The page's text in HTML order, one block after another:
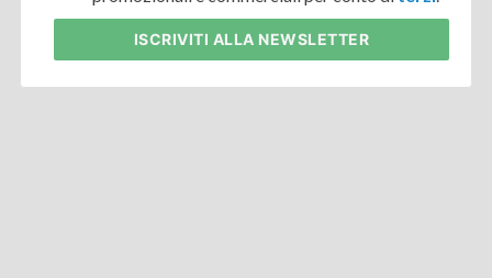
ISCRIVITI ALLA NEWSLETTER